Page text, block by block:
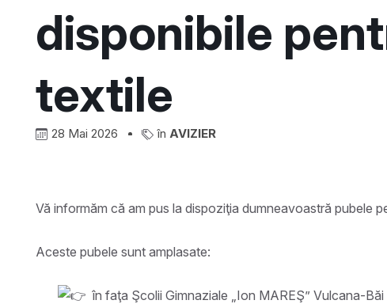
disponibile
textile
28 Mai 2026 în AVIZIER
Vă informăm că am pus la dispoziţia dumneavoastră pubele
Aceste pubele sunt amplasate:
în faţa Şcolii Gimnaziale „Ion MAREŞ” Vulcana-Băi